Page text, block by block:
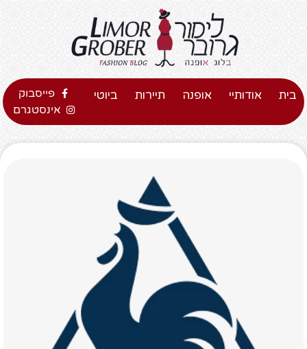
בית אודותיי אופנה תיירות ביוטי
פייסבוק
אינסטגרם